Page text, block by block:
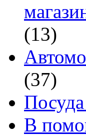
(13)
(37)
В